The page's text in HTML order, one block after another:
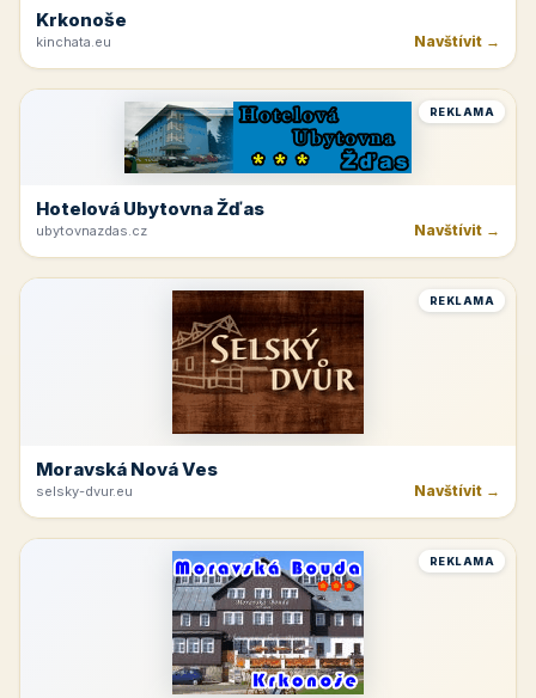
Krkonoše
kinchata.eu Navštívit →
REKLAMA
Hotelová Ubytovna Žďas
ubytovnazdas.cz Navštívit →
REKLAMA
Moravská Nová Ves
selsky-dvur.eu Navštívit →
REKLAMA